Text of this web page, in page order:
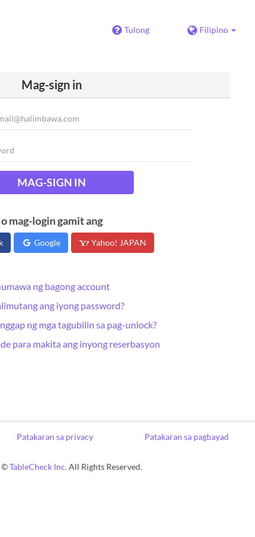
Tulong Filipino
Mag-sign in
MAG-SIGN IN
o mag-login gamit ang
Google Yahoo! JAPAN
ng bagong account
ang iyong password?
ng mga tagubilin sa pag-unlock?
para makita ang inyong reserbasyon
Patakaran sa privacy Patakaran sa pagbayad
©TableCheck Inc.All Rights Reserved.